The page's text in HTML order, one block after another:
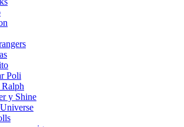
Poli
y Shine